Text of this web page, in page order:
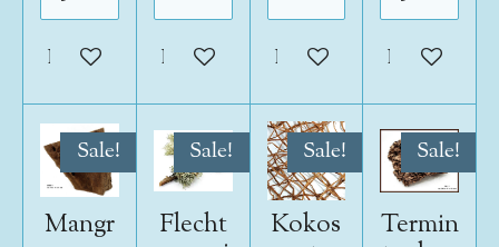
In den WarenkorbIn den WarenkorbIn den Warenkorb
In den
Sale!
Mangr
Sale!
Flecht
Sale!
Kokos
Sale!
Termin